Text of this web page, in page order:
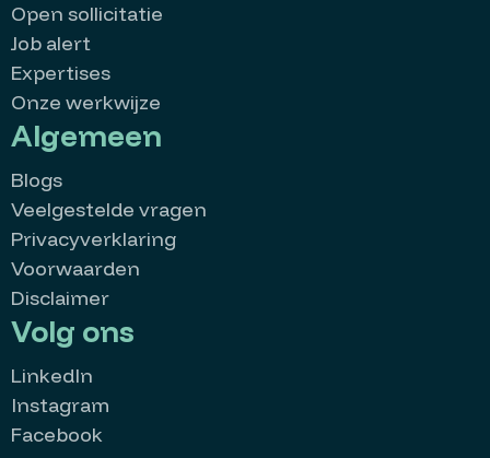
Open sollicitatie
Job alert
Expertises
Onze werkwijze
Algemeen
Blogs
Veelgestelde vragen
Privacyverklaring
Voorwaarden
Disclaimer
Volg ons
LinkedIn
Instagram
Facebook